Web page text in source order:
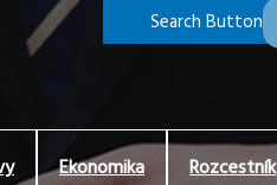
Search Button
Ekonomika Rozcestník